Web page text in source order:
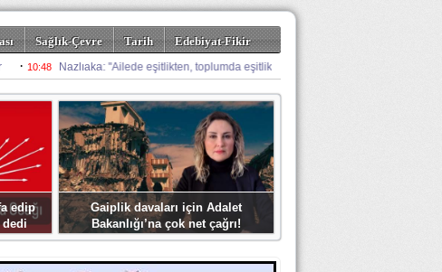
Sağlık-Çevre Tarih
Edebiyat-Fikir
edip
dedi
Gaiplik davaları için Adalet
Bakanlığı’na çok net çağrı!